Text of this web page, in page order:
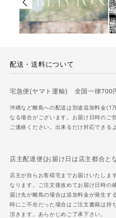
配送・送料について
宅急便(ヤマト運輸) 全国一律700
沖縄など離島への配送は別途追加料金(1
なる場合がございます。お届け日時のご
ご連絡ください。出来るだけ対応できる
店主配達便(お届け日は店主都合と
店主が自らお客様宅までお届けいたしま
なります。ご注文後改めてお届け日時の
届け先が離島の場合は追加料金が発生す
時にご不在だった場合はご注文書籍は持
頂きます。あらかじめご了承下さい。